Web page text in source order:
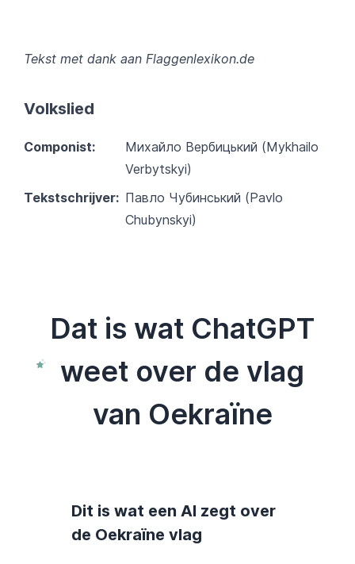
Tekst met dank aan Flaggenlexikon.de
Volkslied
Componist:
Михайло Вербицький (Mykhailo
Verbytskyi)
Tekstschrijver: Павло Чубинський (Pavlo
Chubynskyi)
Dat is wat ChatGPT
weet over de vlag
van Oekraïne
Dit is wat een AI zegt over
de Oekraïne vlag